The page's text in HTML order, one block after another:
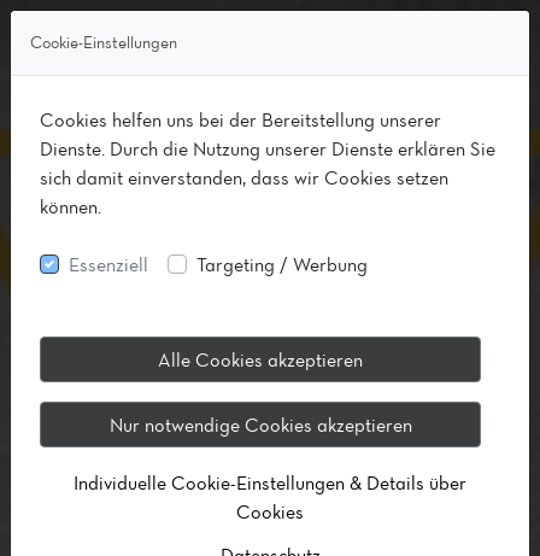
Cookie-Einstellungen
Cookies helfen uns bei der Bereitstellung unserer
Dienste. Durch die Nutzung unserer Dienste erklären Sie
sich damit einverstanden, dass wir Cookies setzen
können.
Essenziell Targeting / Werbung
Alle Cookies akzeptieren
Nur notwendige Cookies akzeptieren
Individuelle Cookie-Einstellungen & Details über
Cookies